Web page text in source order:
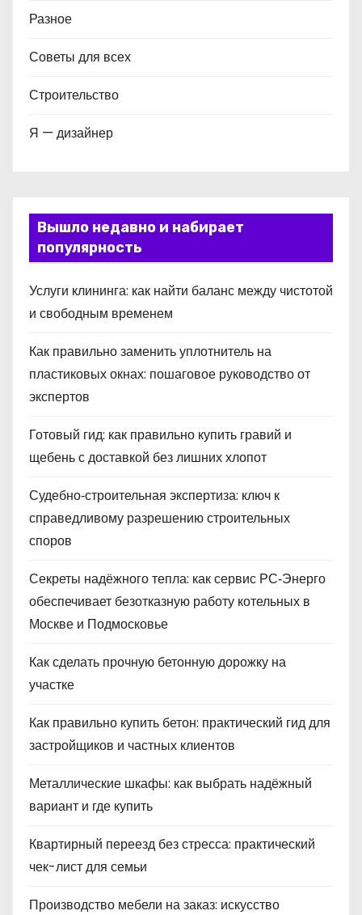
Разное
Советы для всех
Строительство
Я — дизайнер
Вышло недавно и набирает
популярность
Услуги клининга: как найти баланс между чистотой
и свободным временем
Как правильно заменить уплотнитель на
пластиковых окнах: пошаговое руководство от
экспертов
Готовый гид: как правильно купить гравий и
щебень с доставкой без лишних хлопот
Судебно‑строительная экспертиза: ключ к
справедливому разрешению строительных
споров
Секреты надёжного тепла: как сервис РС‑Энерго
обеспечивает безотказную работу котельных в
Москве и Подмосковье
Как сделать прочную бетонную дорожку на
участке
Как правильно купить бетон: практический гид для
застройщиков и частных клиентов
Металлические шкафы: как выбрать надёжный
вариант и где купить
Квартирный переезд без стресса: практический
чек-лист для семьи
Производство мебели на заказ: искусство